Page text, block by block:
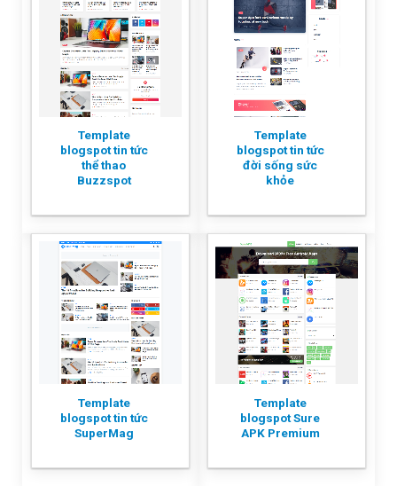
Template
blogspot tin tức
thể thao
Buzzspot
Template
blogspot tin tức
đời sống sức
khỏe
Template
blogspot tin tức
SuperMag
Template
blogspot Sure
APK Premium